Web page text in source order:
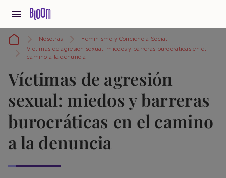
Nosotras
Feminismo y Conciencia Social
Víctimas de agresión sexual: miedos y barreras burocráticas en el
camino a la denuncia
Víctimas de agresión
sexual: miedos y barreras
burocráticas en el camino
a la denuncia